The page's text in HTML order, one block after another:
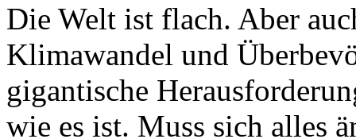
Die Welt ist flach. Aber
Klimawandel und
gigantische
wie es ist. Muss sich alles